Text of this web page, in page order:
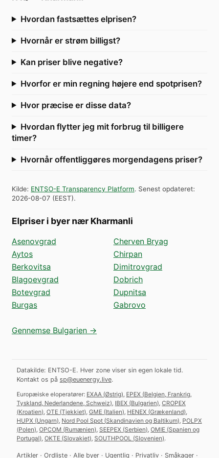
Hvordan fastsættes elprisen?
Hvornår er strøm billigst?
Kan priser blive negative?
Hvorfor er min regning højere end spotprisen?
Hvor præcise er disse data?
Hvordan flytter jeg mit forbrug til billigere
timer?
Hvornår offentliggøres morgendagens priser?
Kilde: ENTSO-E Transparency Platform. Senest opdateret:
2026-08-07 (EEST).
Elpriser i byer nær Kharmanli
Asenovgrad
Aytos
Berkovitsa
Blagoevgrad
Botevgrad
Burgas
Cherven Bryag
Chirpan
Dimitrovgrad
Dobrich
Dupnitsa
Gabrovo
Gennemse Bulgarien →
Datakilde: ENTSO-E. Hver zone viser sin egen lokale tid.
Kontakt os på sp@euenergy.live.
Europæiske eloperatører: EXAA (Østrig) EPEX (Belgien, Frankrig,
Tyskland, Nederlandene, Schweiz) IBEX (Bulgarien) CROPEX
(Kroatien) OTE (Tjekkiet) GME (Italien) HENEX (Grækenland)
HUPX (Ungarn) Nord Pool Spot (Skandinavien og Baltikum) POLPX
(Polen) OPCOM (Rumænien) SEEPEX (Serbien) OMIE (Spanien og
Portugal) OKTE (Slovakiet) SOUTHPOOL (Slovenien).
Artikler · Ordliste · Alle byer · Ugentlig · Privatliv · Småkager ·